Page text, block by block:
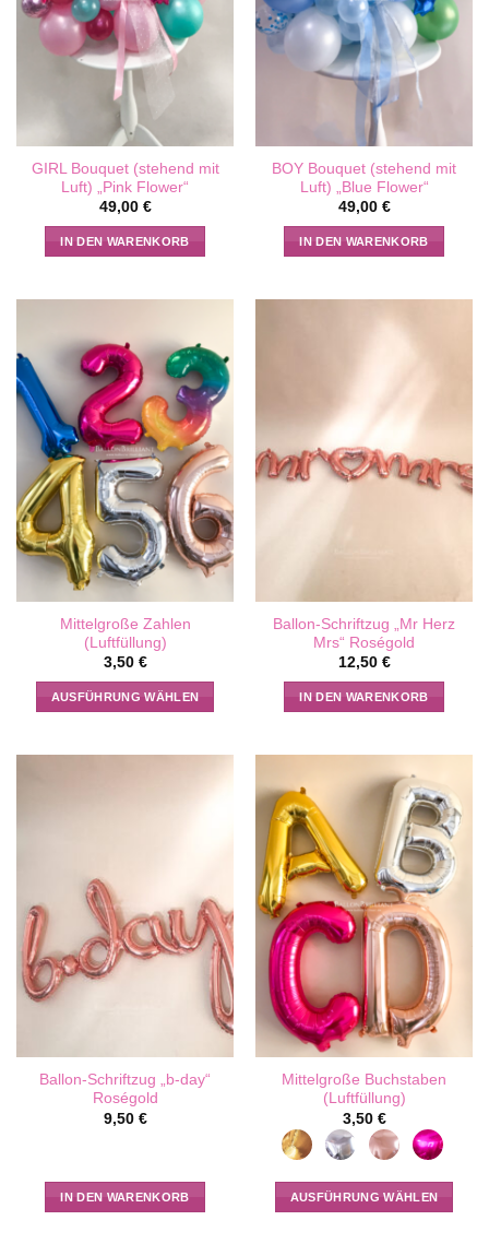
GIRL Bouquet (stehend mit
Luft) „Pink Flower“
49,00 €
IN DEN WARENKORB
BOY Bouquet (stehend mit
Luft) „Blue Flower“
49,00 €
IN DEN WARENKORB
Mittelgroße Zahlen
(Luftfüllung)
3,50 €
AUSFÜHRUNG WÄHLEN
können
auf
der
Produktseite
Ballon-Schriftzug „Mr Herz
Mrs“ Roségold
12,50 €
IN DEN WARENKORB
Ballon-Schriftzug „b-day“
Roségold
9,50 €
IN DEN WARENKORB
Mittelgroße Buchstaben
(Luftfüllung)
3,50 €
AUSFÜHRUNG WÄHLEN